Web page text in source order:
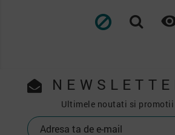
Ultimele noutati si promotii